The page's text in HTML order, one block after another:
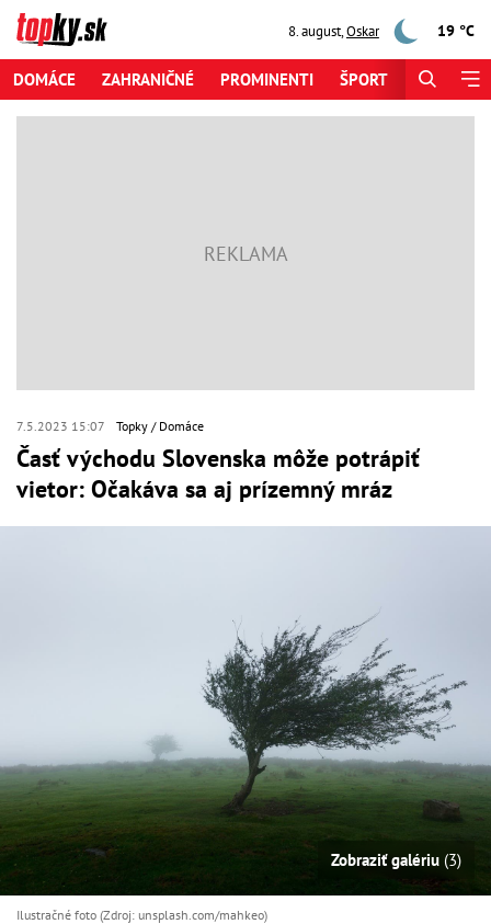
8. august,Oskar 19 °C
DOMÁCE ZAHRANIČNÉ PROMINENTI ŠPORT
7.5.2023 15:07 Topky Domáce
Časť východu Slovenska môže potrápiť
vietor: Očakáva sa aj prízemný mráz
Zobraziť galériu (3)
Ilustračné foto (Zdroj: unsplash.com/mahkeo)